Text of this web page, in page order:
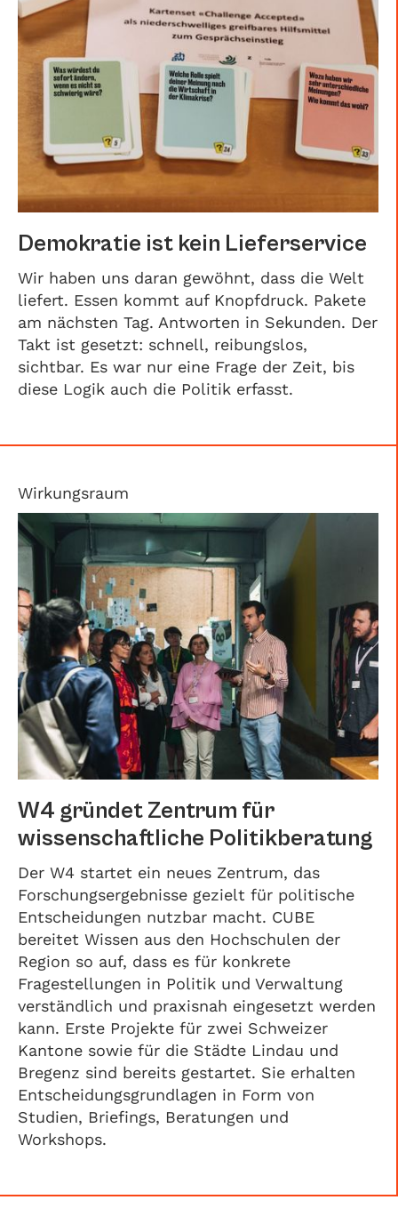
Demokratie ist kein Lieferservice
Wir haben uns daran gewöhnt, dass die Welt
liefert. Essen kommt auf Knopfdruck. Pakete
am nächsten Tag. Antworten in Sekunden. Der
Takt ist gesetzt: schnell, reibungslos,
sichtbar. Es war nur eine Frage der Zeit, bis
diese Logik auch die Politik erfasst.
Wirkungsraum
W4 gründet Zentrum für
wissenschaftliche Politikberatung
Der W4 startet ein neues Zentrum, das
Forschungsergebnisse gezielt für politische
Entscheidungen nutzbar macht. CUBE
bereitet Wissen aus den Hochschulen der
Region so auf, dass es für konkrete
Fragestellungen in Politik und Verwaltung
verständlich und praxisnah eingesetzt werden
kann. Erste Projekte für zwei Schweizer
Kantone sowie für die Städte Lindau und
Bregenz sind bereits gestartet. Sie erhalten
Entscheidungsgrundlagen in Form von
Studien, Briefings, Beratungen und
Workshops.